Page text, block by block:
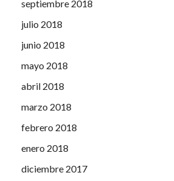
septiembre 2018
julio 2018
junio 2018
mayo 2018
abril 2018
marzo 2018
febrero 2018
enero 2018
diciembre 2017